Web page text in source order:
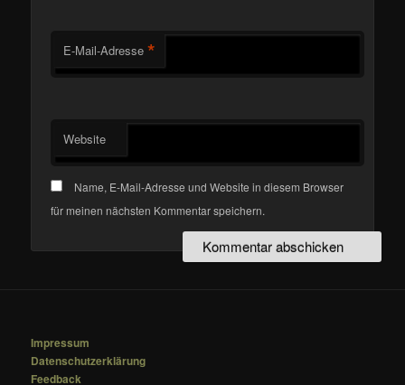
E-Mail-Adresse *
Website
Name, E-Mail-Adresse und Website in diesem Browser
für meinen nächsten Kommentar speichern.
Impressum
Datenschutzerklärung
Feedback